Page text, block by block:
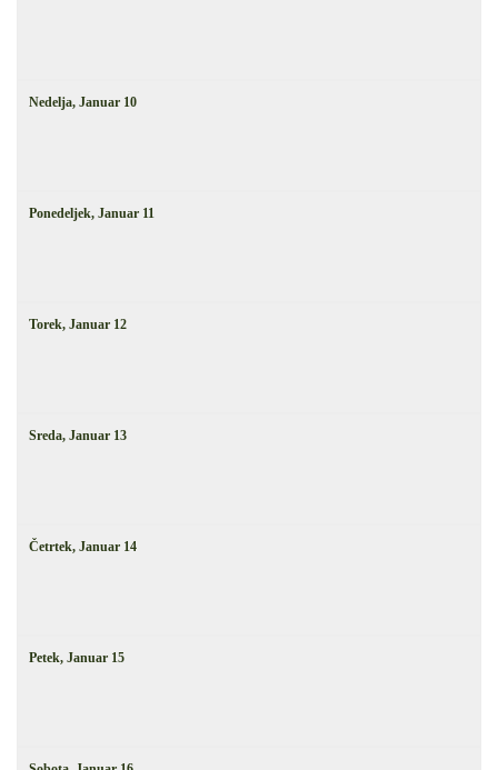
Nedelja, Januar 10
Ponedeljek, Januar 11
Torek, Januar 12
Sreda, Januar 13
Četrtek, Januar 14
Petek, Januar 15